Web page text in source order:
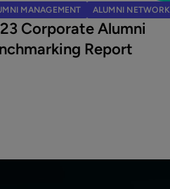
MANAGEMENT ALUMNI NETWORK
Corporate Alumni
Report